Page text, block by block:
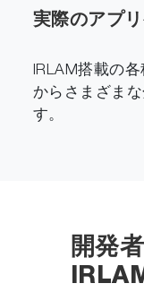
実際のアプ
IRLAM搭載の
からさまざま
す。
開発